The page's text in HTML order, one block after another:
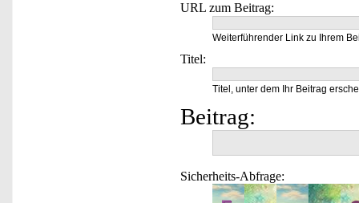
URL zum Beitrag:
Weiterführender Link zu Ihrem
Titel:
Titel, unter dem Ihr Beitrag
Beitrag:
Sicherheits-Abfrage: